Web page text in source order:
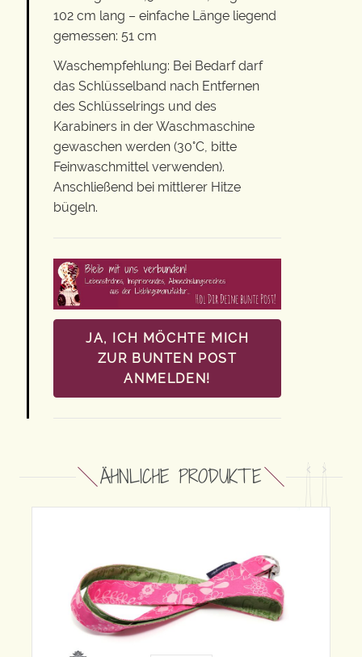
102 cm lang – einfache Länge liegend
gemessen: 51 cm
Waschempfehlung: Bei Bedarf darf
das Schlüsselband nach Entfernen
des Schlüsselrings und des
Karabiners in der Waschmaschine
gewaschen werden (30°C, bitte
Feinwaschmittel verwenden).
Anschließend bei mittlerer Hitze
bügeln.
JA, ICH MÖCHTE MICH
ZUR BUNTEN POST
ANMELDEN!
ÄHNLICHE PRODUKTE